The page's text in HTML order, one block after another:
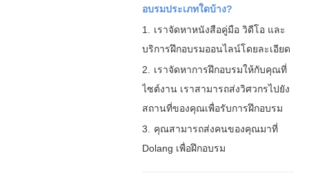
อบรมประเภทใดบ้าง?
1.
เราจัดหาหนังสือคู่มือ วิดีโอ และ
บริการฝึกอบรมออนไลน์โดยละเอียด
2.
เราจัดหาการฝึกอบรมให้กับคุณที่
ไซต์งาน เราสามารถส่งวิศวกรไปยัง
สถานที่ของคุณเพื่อรับการฝึกอบรม
3.
คุณสามารถส่งคนของคุณมาที่
Dolang เพื่อฝึกอบรม